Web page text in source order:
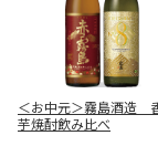
＜お中元＞霧島酒造
芋焼酎飲み比べ